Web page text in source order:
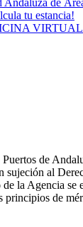
tu estancia!
VIRTUAL
de
sujeción al
la Agencia se
principios de